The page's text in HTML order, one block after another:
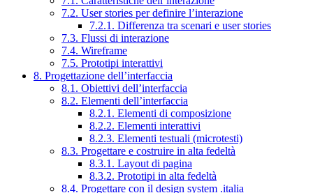
7.2. User stories per definire l’interazione
7.2.1. Differenza tra scenari e user stories
7.3. Flussi di interazione
7.4. Wireframe
7.5. Prototipi interattivi
8. Progettazione dell’interfaccia
8.1. Obiettivi dell’interfaccia
8.2. Elementi dell’interfaccia
8.2.1. Elementi di composizione
8.2.2. Elementi interattivi
8.2.3. Elementi testuali (microtesti)
8.3. Progettare e costruire in alta fedeltà
8.3.1. Layout di pagina
8.3.2. Prototipi in alta fedeltà
8.4. Progettare con il design system .italia